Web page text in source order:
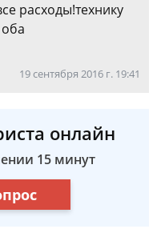
расходы!технику
19 сентября 2016 г. 19:41
онлайн
15 минут